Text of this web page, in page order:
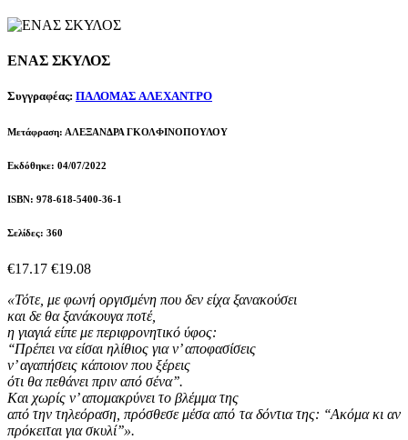
ΕΝΑΣ ΣΚΥΛΟΣ
Συγγραφέας: ΠΑΛΟΜΑΣ ΑΛΕΧΑΝΤΡΟ
Μετάφραση: ΑΛΕΞΑΝΔΡΑ ΓΚΟΛΦΙΝΟΠΟΥΛΟΥ
Εκδόθηκε: 04/07/2022
ISBN: 978-618-5400-36-1
Σελίδες: 360
€17.17 €19.08
«Τότε, με φωνή οργισμένη που δεν είχα ξανακούσει
και δε θα ξανάκουγα ποτέ,
η γιαγιά είπε με περιφρονητικό ύφος:
‘‘Πρέπει να είσαι ηλίθιος για ν’ αποφασίσεις
ν’ αγαπήσεις κάποιον που ξέρεις
ότι θα πεθάνει πριν από σένα’’.
Και χωρίς ν’ απομακρύνει το βλέμμα της
από την τηλεόραση, πρόσθεσε μέσα από τα δόντια της: ‘‘Ακόμα κι αν
πρόκειται για σκυλί’’».